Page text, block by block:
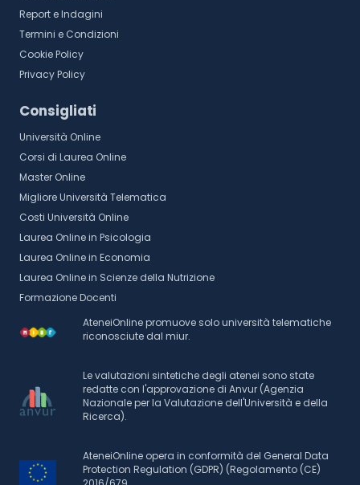
Report e Indagini
Termini e Condizioni
Cookie Policy
Privacy Policy
Consigliati
Università Online
Corsi di Laurea Online
Master Online
Migliore Università Telematica
Costi Università Online
Laurea Online in Psicologia
Laurea Online in Economia
Laurea Online in Scienze della Nutrizione
Formazione Docenti
AteneiOnline promuove solo università telematiche
riconosciute dal miur.
Le valutazioni sintetiche degli atenei sono state
redatte con l'approvazione di Anvur (Agenzia
Nazionale per la Valutazione dell'Università e della
Ricerca).
AteneiOnline opera in conformità del General Data
Protection Regulation (GDPR) (Regolamento (CE)